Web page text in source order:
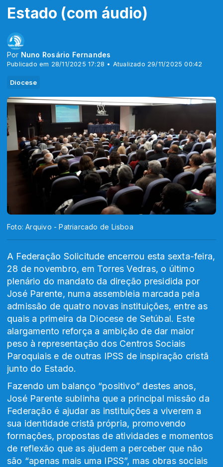
Estado (com áudio)
Por Nuno Rosário Fernandes
Publicado em 28/11/2025 17:28 • Atualizado 29/11/2025 00:42
Diocese
Foto: Arquivo - Patriarcado de Lisboa
A Federação Solicitude encerrou esta sexta-feira,
28 de novembro, em Torres Vedras, o último
plenário do mandato da direção presidida por
José Parente, numa assembleia marcada pela
admissão de quatro novas instituições, entre as
quais a primeira da Diocese de Setúbal. Este
alargamento reforça a ambição de dar maior
peso à representação dos Centros Sociais
Paroquiais e de outras IPSS de inspiração cristã
junto do Estado.
Fazendo um balanço “positivo” destes anos,
José Parente sublinha que a principal missão da
Federação é ajudar as instituições a viverem a
sua identidade cristã própria, promovendo
formações, propostas de atividades e momentos
de reflexão que as ajudem a perceber que não
são “apenas mais uma IPSS”, mas obras sociais